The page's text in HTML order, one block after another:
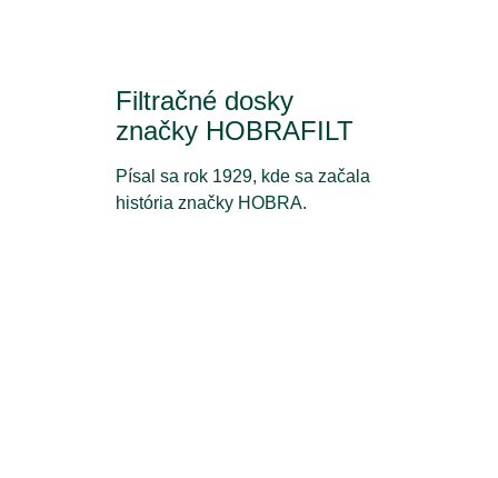
Filtračné dosky
značky HOBRAFILT
Písal sa rok 1929, kde sa začala
história značky HOBRA.